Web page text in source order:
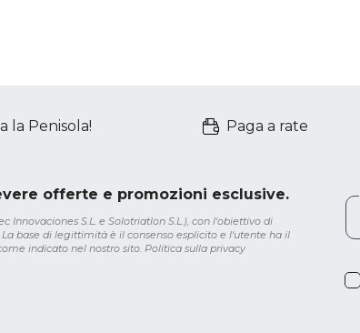
la Penisola! Paga a rate
offerte e promozioni esclusive.
S.L. e Solotriatlon S.L.), con l'obiettivo di
base di legittimità è il consenso esplicito e l'utente ha il
indicato nel nostro sito. Politica sulla privacy